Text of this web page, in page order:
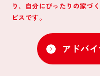
り、自分にぴったりの家づ
ビスです。
アドバ